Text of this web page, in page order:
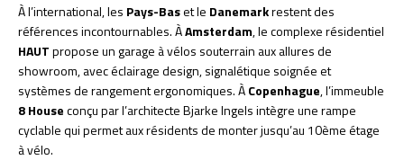
À l’international, les Pays-Baset le Danemarkrestent des
références incontournables. ÀAmsterdam, le complexe résidentiel
HAUTpropose un garage à vélos souterrain aux allures de
showroom, avec éclairage design, signalétique soignée et
systèmes de rangement ergonomiques. ÀCopenhague, l’immeuble
8 Houseconçu par l’architecte Bjarke Ingels intègre une rampe
cyclable qui permet aux résidents de monter jusqu’au 10ème étage
à vélo.